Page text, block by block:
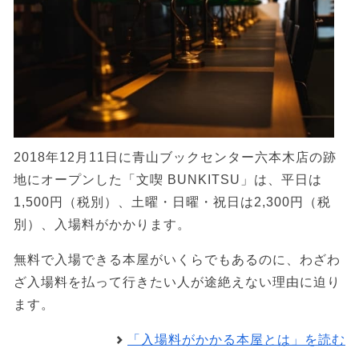
2018年12月11日に青山ブックセンター六本木店の跡
地にオープンした「文喫 BUNKITSU」は、平日は
1,500円（税別）、土曜・日曜・祝日は2,300円（税
別）、入場料がかかります。
無料で入場できる本屋がいくらでもあるのに、わざわ
ざ入場料を払って行きたい人が途絶えない理由に迫り
ます。
「入場料がかかる本屋とは」を読む